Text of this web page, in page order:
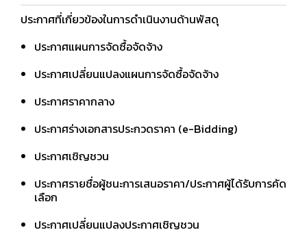
ประกาศที่เกี่ยวข้องในการดำเนินงานด้านพัสดุ
ประกาศแผนการจัดซื้อจัดจ้าง
ประกาศเปลี่ยนแปลงแผนการจัดซื้อจัดจ้าง
ประกาศราคากลาง
ประกาศร่างเอกสารประกวดราคา (e-Bidding)
ประกาศเชิญชวน
ประกาศรายชื่อผู้ชนะการเสนอราคา/ประกาศผู้ได้รับการคัด
เลือก
ประกาศเปลี่ยนแปลงประกาศเชิญชวน